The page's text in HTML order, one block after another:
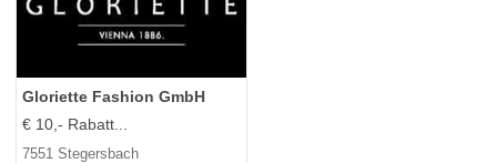
Gloriette Fashion GmbH
€ 10,- Rabatt...
7551 Stegersbach